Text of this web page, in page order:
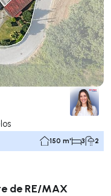
150 m² 3 2
de RE/MAX